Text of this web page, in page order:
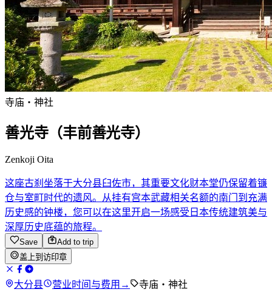
寺庙・神社
善光寺（丰前善光寺）
Zenkoji Oita
这座古刹坐落于大分县臼佐市，其重要文化财本堂仍保留着镰
仓与室町时代的遗风。从挂有宫本武藏相关名额的南门到充满
历史感的钟楼，您可以在这里开启一场感受日本传统建筑美与
深厚历史底蕴的旅程。
Save
Add to trip
盖上到访印章
大分县 营业时间与费用 → 寺庙・神社